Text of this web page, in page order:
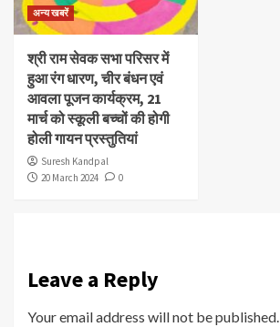
अन्य खबरें
श्री राम सेवक सभा परिसर में
हुआ रंग धारण, चीर बंधन एवं
आवला पूजन कार्यक्रम, 21
मार्च को स्कूली बच्चों की होगी
होली गायन प्रस्तुतियां
Suresh Kandpal
20 March 2024
0
Leave a Reply
Your email address will not be published.